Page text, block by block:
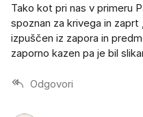
Tako kot pri nas v primeru
spoznan za krivega in
izpuščen iz zapora in
zaporno kazen pa je bil
Odgovori